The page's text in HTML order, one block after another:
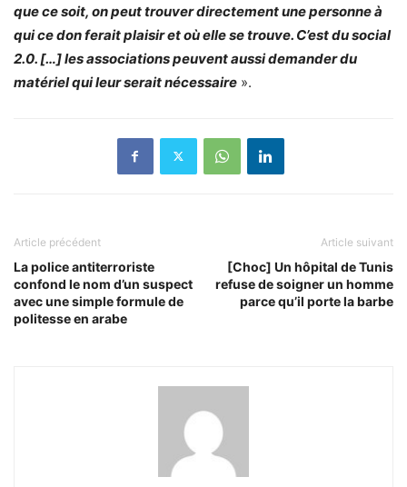
que ce soit, on peut trouver directement une personne à
qui ce don ferait plaisir et où elle se trouve. C’est du social
2.0. […] les associations peuvent aussi demander du
matériel qui leur serait nécessaire ».
Article précédent
La police antiterroriste
confond le nom d’un suspect
avec une simple formule de
politesse en arabe
Article suivant
[Choc] Un hôpital de Tunis
refuse de soigner un homme
parce qu’il porte la barbe